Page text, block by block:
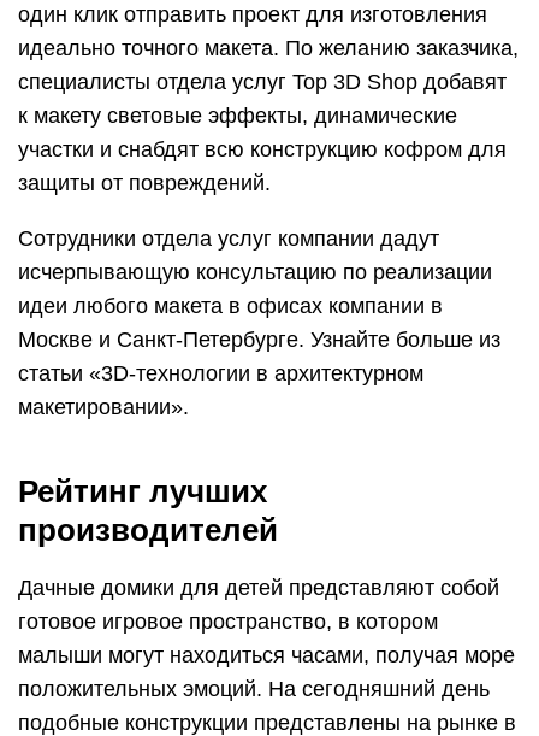
один клик отправить проект для изготовления
идеально точного макета. По желанию заказчика,
специалисты отдела услуг Top 3D Shop добавят
к макету световые эффекты, динамические
участки и снабдят всю конструкцию кофром для
защиты от повреждений.
Сотрудники отдела услуг компании дадут
исчерпывающую консультацию по реализации
идеи любого макета в офисах компании в
Москве и Санкт-Петербурге. Узнайте больше из
статьи «3D-технологии в архитектурном
макетировании».
Рейтинг лучших
производителей
Дачные домики для детей представляют собой
готовое игровое пространство, в котором
малыши могут находиться часами, получая море
положительных эмоций. На сегодняшний день
подобные конструкции представлены на рынке в